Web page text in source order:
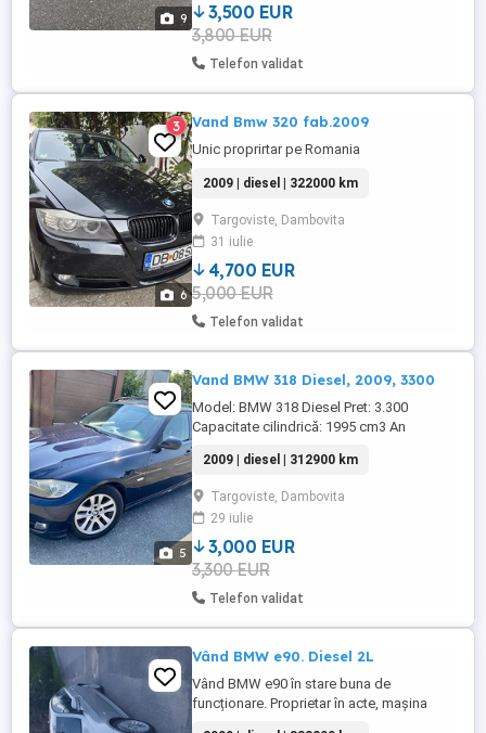
9
3,500 EUR
3,800 EUR
Telefon validat
6
3 Vand Bmw 320 fab.2009
Unic proprirtar pe Romania
2009 | diesel | 322000 km
Targoviste, Dambovita
31 iulie
4,700 EUR
5,000 EUR
Telefon validat
5
Vand BMW 318 Diesel, 2009, 3300
Model: BMW 318 Diesel Pret: 3.300
Capacitate cilindrică: 1995 cm3 An
consum redus, multiple dotări. Informații
suplimentare la telefon: Proprietar: Lucian
2009 | diesel | 312900 km
Targoviste, Dambovita
29 iulie
3,000 EUR
3,300 EUR
Telefon validat
Vând BMW e90. Diesel 2L
Vând BMW e90 în stare buna de
funcționare. Proprietar în acte, mașina